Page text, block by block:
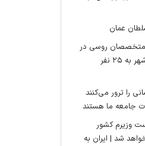
عمان
متخصصان روسی در
نیروگاه هسته‌ای بوشهر به ۲۵ نفر
را ترور می‌کنند
جامعه ما هستند
وزیرم کشور
شد | ایران به